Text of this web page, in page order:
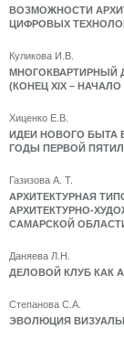
ВОЗМОЖНОСТИ
ЦИФРОВЫХ
Куликова И.В.
МНОГОКВАРТИРНЫЙ
(КОНЕЦ XIX – НАЧАЛО
Хиценко Е.В.
ИДЕИ НОВОГО БЫТА
ГОДЫ ПЕРВОЙ
Газизова А. Т.
АРХИТЕКТУРНАЯ
АРХИТЕКТУРНО-
САМАРСКОЙ
Даняева Л.Н.
ДЕЛОВОЙ КЛУБ КАК
Степанова С.А.
ЭВОЛЮЦИЯ